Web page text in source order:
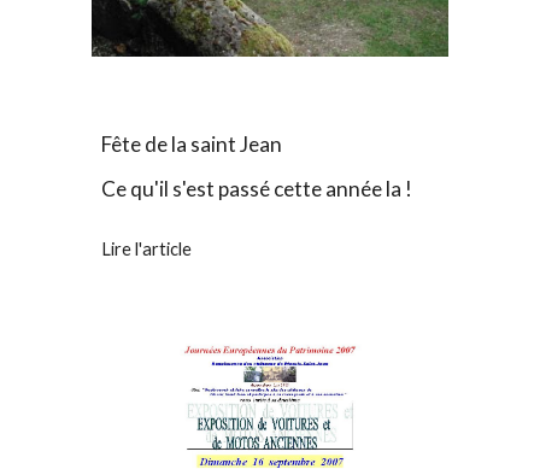
Fête de la saint Jean
Ce qu'il s'est passé cette année la !
Lire l'article